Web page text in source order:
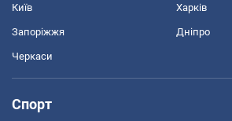
Київ Харків
Запоріжжя Дніпро
Черкаси
Спорт